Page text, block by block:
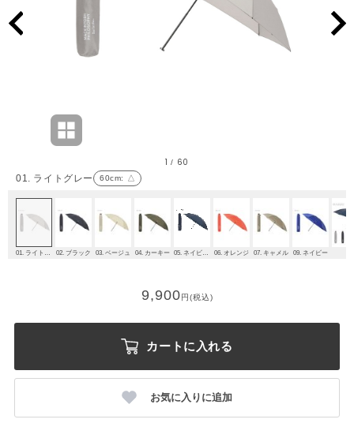
01. ライトグレー 60cm: △
1 / 60
02. ブラック 03. ベージュ 04. カーキー 06. オレンジ 07. キャメル 09. ネイビー
9,900円(税込)
カートに入れる
お気に入りに追加